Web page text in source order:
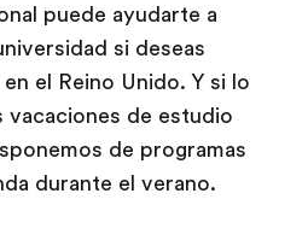
puede ayudarte a
si deseas
el Reino Unido. Y si lo
vacaciones de estudio
de programas
durante el verano.